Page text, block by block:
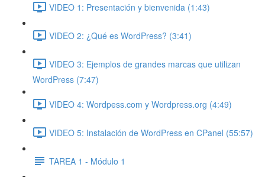
VIDEO 1: Presentación y bienvenida (1:43)
VIDEO 2: ¿Qué es WordPress? (3:41)
VIDEO 3: Ejemplos de grandes marcas que utilizan
WordPress (7:47)
VIDEO 4: Wordpess.com y Wordpress.org (4:49)
VIDEO 5: Instalación de WordPress en CPanel (55:57)
TAREA 1 - Módulo 1